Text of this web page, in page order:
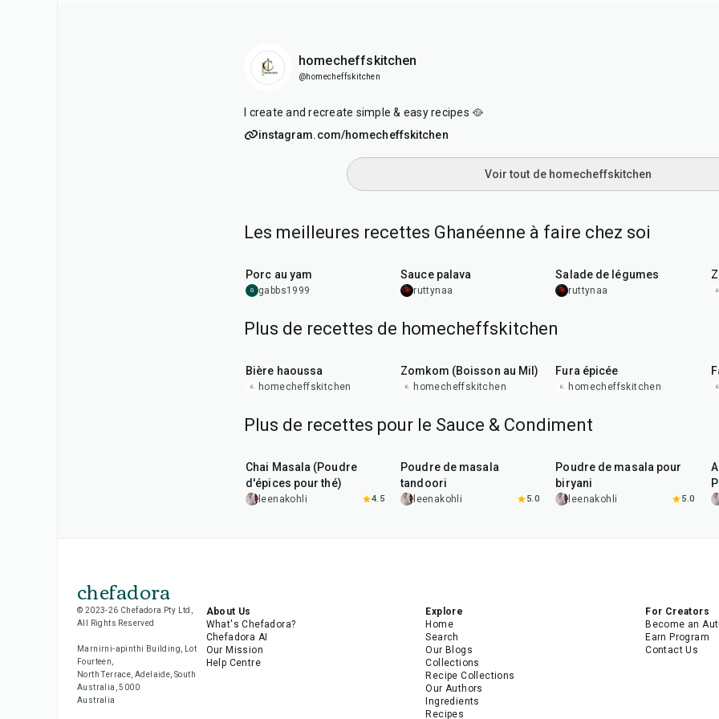
homecheffskitchen
@homecheffskitchen
I create and recreate simple & easy recipes 🥘
instagram.com/homecheffskitchen
Voir tout de homecheffskitchen
Les meilleures recettes Ghanéenne à faire chez soi
Porc au yam
G gabbs1999
Sauce palava
ruttynaa
Salade de légumes
ruttynaa
Plus de recettes de homecheffskitchen
Bière haoussa
homecheffskitchen
Zomkom (Boisson au Mil)
homecheffskitchen
Fura épicée
homecheffskitchen
Plus de recettes pour le Sauce & Condiment
Chai Masala (Poudre
d'épices pour thé)
leenakohli 4.5
Poudre de masala
tandoori
leenakohli 5.0
Poudre de masala pour
biryani
leenakohli 5.0
chefadora
© 2023-26 Chefadora Pty Ltd,
All Rights Reserved
Marnirni-apinthi Building, Lot
Fourteen,
North Terrace, Adelaide, South
Australia, 5000
Australia
About Us
What's Chefadora?
Chefadora AI
Our Mission
Help Centre
Explore
Home
Search
Our Blogs
Collections
Recipe Collections
Our Authors
Ingredients
Recipes
For Creators
Become an
Earn Program
Contact Us